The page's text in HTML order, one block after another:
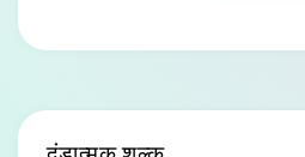
Changing language may
Enable captions/subtitles